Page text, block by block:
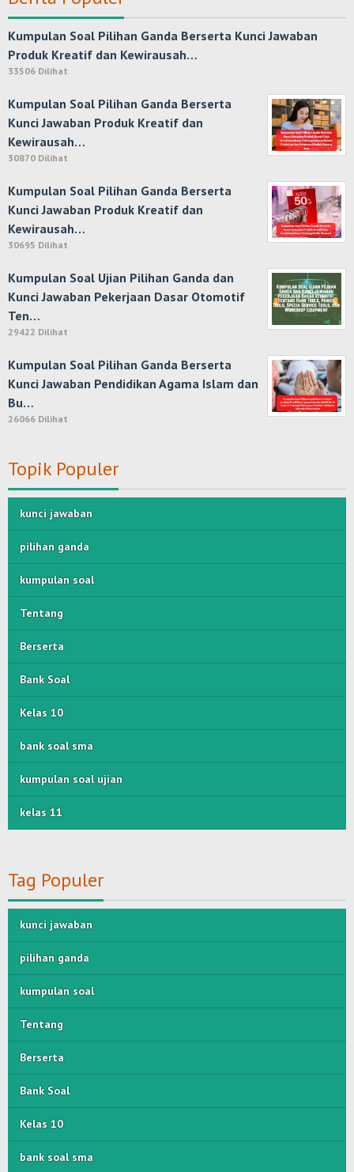
Kumpulan Soal Pilihan Ganda Berserta Kunci Jawaban
Produk Kreatif dan Kewirausah…
33506 Dilihat
Kumpulan Soal Pilihan Ganda Berserta
Kunci Jawaban Produk Kreatif dan
Kewirausah…
30870 Dilihat
Kumpulan Soal Pilihan Ganda Berserta
Kunci Jawaban Produk Kreatif dan
Kewirausah…
30695 Dilihat
Kumpulan Soal Ujian Pilihan Ganda dan
Kunci Jawaban Pekerjaan Dasar Otomotif
Ten…
29422 Dilihat
Kumpulan Soal Pilihan Ganda Berserta
Kunci Jawaban Pendidikan Agama Islam dan
Bu…
26066 Dilihat
Topik Populer
kunci jawaban
pilihan ganda
kumpulan soal
Tentang
Berserta
Bank Soal
Kelas 10
bank soal sma
kumpulan soal ujian
kelas 11
Tag Populer
kunci jawaban
pilihan ganda
kumpulan soal
Tentang
Berserta
Bank Soal
Kelas 10
bank soal sma